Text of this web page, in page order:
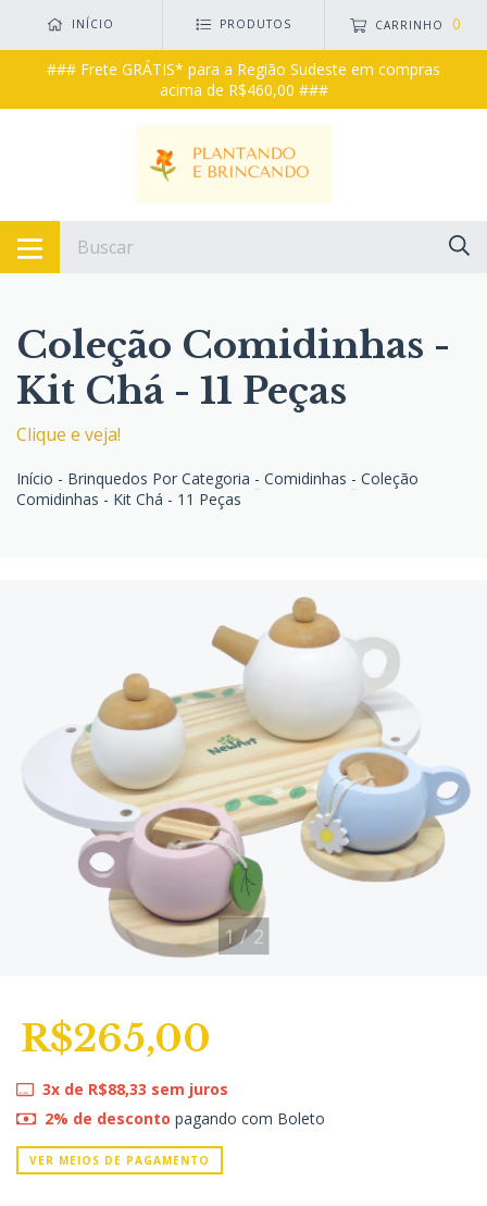
INÍCIO PRODUTOS CARRINHO 0
### Frete GRÁTIS* para a Região Sudeste em compras
acima de R$460,00 ###
Coleção Comidinhas -
Kit Chá - 11 Peças
Clique e veja!
Início - Brinquedos Por Categoria - Comidinhas - Coleção
Comidinhas - Kit Chá - 11 Peças
1/2
R$265,00
3x de R$88,33 sem juros
2% de desconto pagando com Boleto
VER MEIOS DE PAGAMENTO